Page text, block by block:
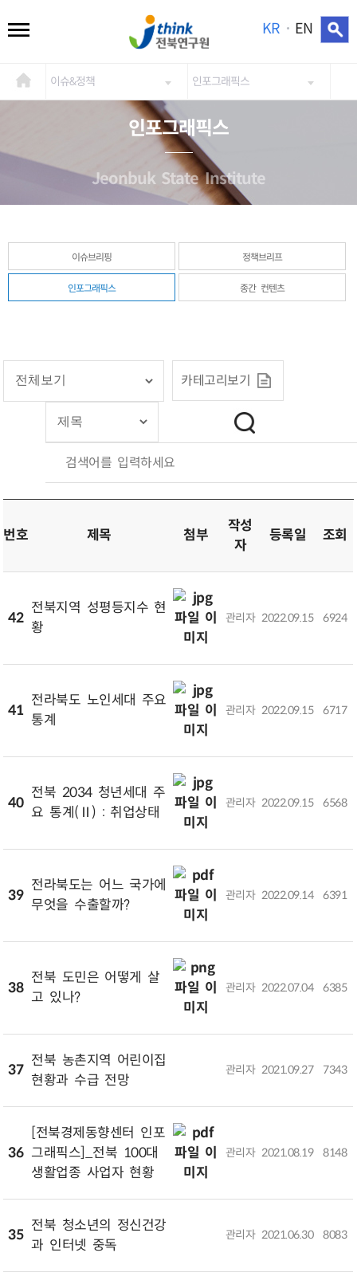
KR EN
이슈&정책 인포그래픽스
인포그래픽스
Jeonbuk State Institute
이슈브리핑 정책브리프
인포그래픽스 종간 컨텐츠
카테고리보기
검색어를 입력하세요
번호 제목 첨부
작성
자
등록일 조회
42
전북지역 성평등지수 현
황
관리자 2022.09.15 6924
41
전라북도 노인세대 주요
통계
관리자 2022.09.15 6717
40
전북 2034 청년세대 주
요 통계(Ⅱ) : 취업상태
관리자 2022.09.15 6568
39
전라북도는 어느 국가에
무엇을 수출할까?
관리자 2022.09.14 6391
38
전북 도민은 어떻게 살
고 있나?
관리자 2022.07.04 6385
37
전북 농촌지역 어린이집
현황과 수급 전망
관리자 2021.09.27 7343
36
[전북경제동향센터 인포
그래픽스]_전북 100대
생활업종 사업자 현황
관리자 2021.08.19 8148
35
전북 청소년의 정신건강
과 인터넷 중독
관리자 2021.06.30 8083